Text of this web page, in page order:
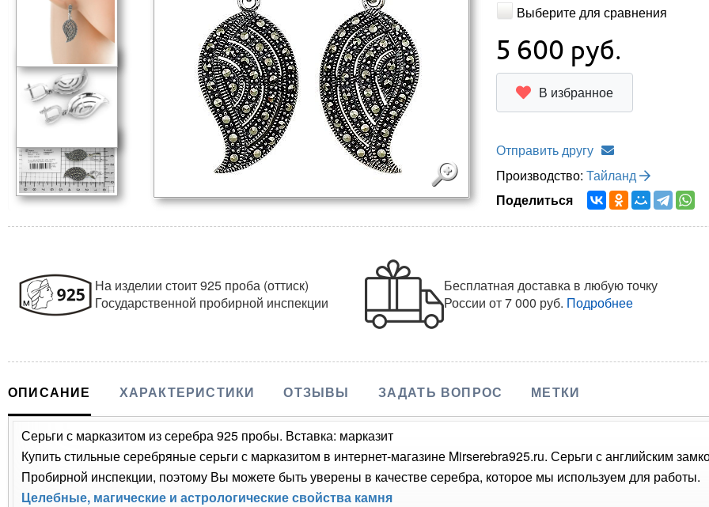
Выберите для сравнения
5 600 руб.
В избранное
Отправить другу
Производство: Тайланд
Поделиться
На изделии стоит 925 проба (оттиск)
Государственной пробирной инспекции
Бесплатная доставка в любую точку
Россииот 7 000 руб. Подробнее
ОПИСАНИЕ ХАРАКТЕРИСТИКИ ОТЗЫВЫ ЗАДАТЬ ВОПРОС МЕТКИ
Серьги с марказитом из серебра 925 пробы. Вставка: марказит
Купить стильные серебряные серьги с марказитом в интернет-магазине Mirserebra925.ru. Серьги с английским
Пробирной инспекции, поэтому Вы можете быть уверены в качестве серебра, которое мы используем для работы.
Целебные, магические и астрологические свойства камня